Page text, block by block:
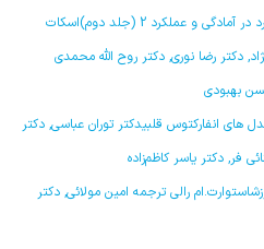
فیزیولوژی ورزشی نظریه و کاربرد در آمادگی و عملکرد 2 (جلد دوم)اسکات
دکتر رضا نوری, دکتر روح الله محمدی
بهبودی
های انفارکتوس ‏قلبیدکتر توران عباسی, دکتر
فر, دکتر یاسر کاظم‌زاده
رالی ترجمه امین مولائی, دکتر